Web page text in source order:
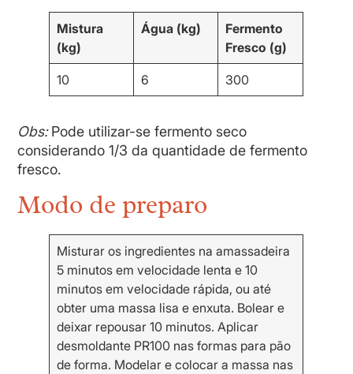
Mistura
(kg)
Água (kg)
Fermento
Fresco (g)
10 6 300
Obs: Pode utilizar-se fermento seco
considerando 1/3 da quantidade de fermento
fresco.
Modo de preparo
Misturar os ingredientes na amassadeira
5 minutos em velocidade lenta e 10
minutos em velocidade rápida, ou até
obter uma massa lisa e enxuta. Bolear e
deixar repousar 10 minutos. Aplicar
desmoldante PR100 nas formas para pão
de forma. Modelar e colocar a massa nas